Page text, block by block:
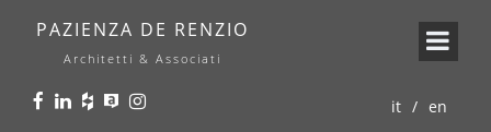
PAZIENZA DE RENZIO
Architetti & Associati
it en